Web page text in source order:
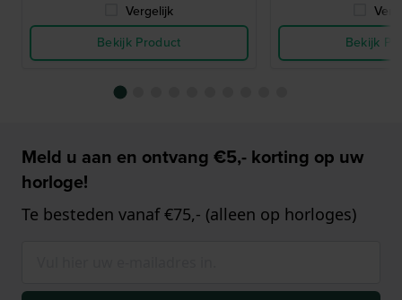
Vergelijk
Bekijk Product
Bekijk
Meld u aan en ontvang €5,- korting op uw
horloge!
Te besteden vanaf €75,- (alleen op horloges)